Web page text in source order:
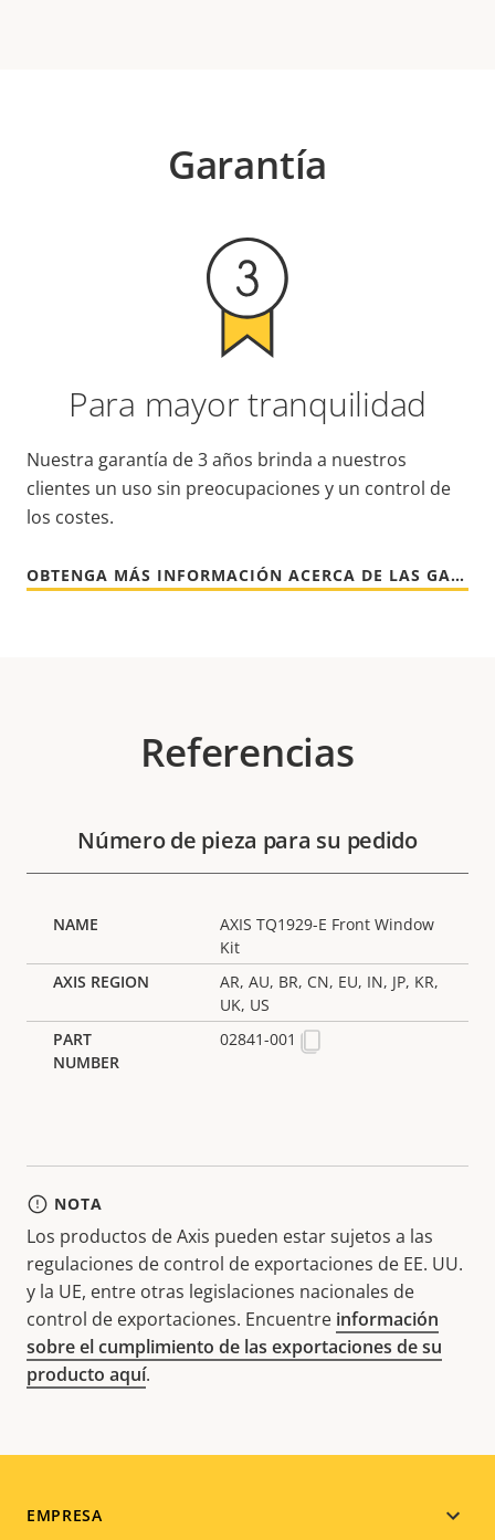
Garantía
Para mayor tranquilidad
Nuestra garantía de 3 años brinda a nuestros
clientes un uso sin preocupaciones y un control de
los costes.
OBTENGA MÁS INFORMACIÓN ACERCA DE LAS GARANTÍAS DE AXIS
Referencias
Número de pieza para su pedido
AXIS TQ1929-E Front Window
Kit
AR, AU, BR, CN, EU, IN, JP, KR,
UK, US
02841-001
NOTA
Los productos de Axis pueden estar sujetos a las
regulaciones de control de exportaciones de EE. UU.
y la UE, entre otras legislaciones nacionales de
control de exportaciones. Encuentre información
sobre el cumplimiento de las exportaciones de su
producto aquí.
Footer
EMPRESA